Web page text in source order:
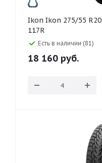
Ikon Ikon 275/55 R20 Autograph Snow 3 SUV
117R
Есть в наличии (81)
18 160 руб.